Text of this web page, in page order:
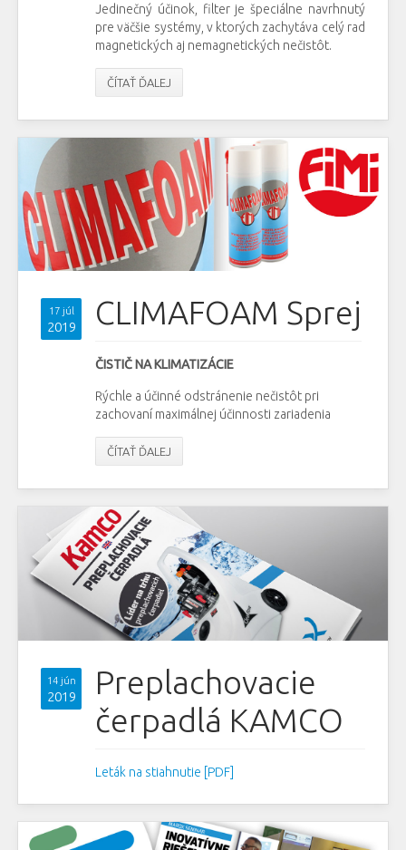
Jedinečný účinok, filter je špeciálne navrhnutý
pre väčšie systémy, v ktorých zachytáva celý rad
magnetických aj nemagnetických nečistôt.
ČÍTAŤ ĎALEJ
17 júl
2019 CLIMAFOAM Sprej
ČISTIČ NA KLIMATIZÁCIE
Rýchle a účinné odstránenie nečistôt pri
zachovaní maximálnej účinnosti zariadenia
ČÍTAŤ ĎALEJ
14 jún
2019
Preplachovacie
čerpadlá KAMCO
Leták na stiahnutie [PDF]